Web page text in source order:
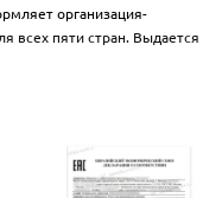
организация-
всех пяти стран. Выдается